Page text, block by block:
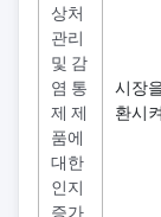
상처
관리
및 감
염 통
제 제
품에
대한
인지
증가
시장
환시